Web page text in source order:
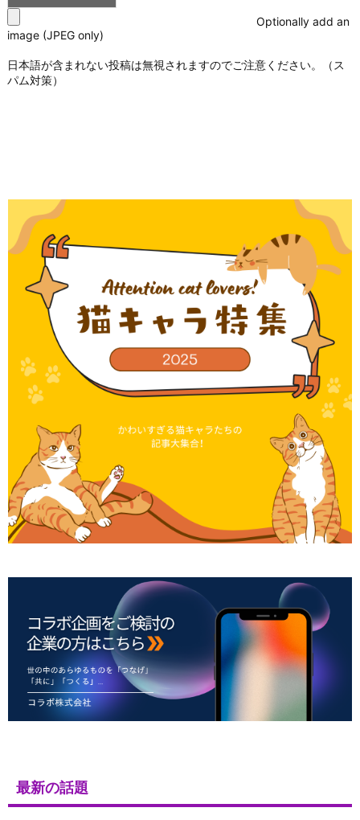
Optionally add an
image (JPEG only)
日本語が含まれない投稿は無視されますのでご注意ください。（ス
パム対策）
最新の話題